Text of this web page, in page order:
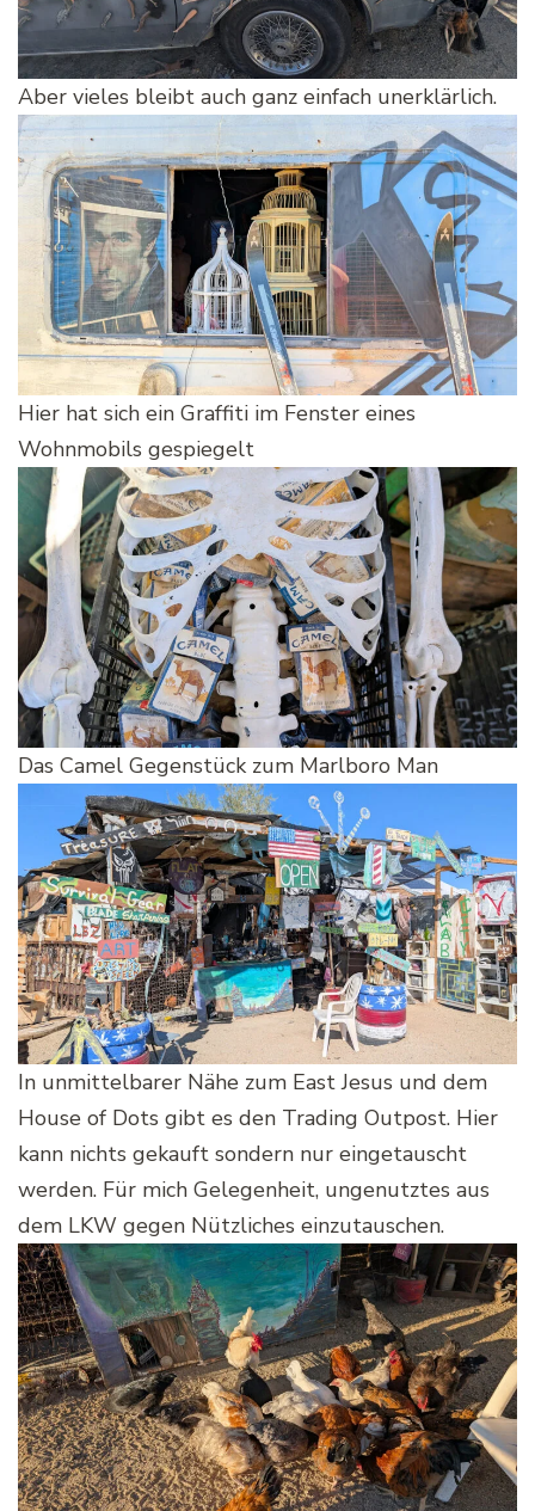
Aber vieles bleibt auch ganz einfach unerklärlich.
Hier hat sich ein Graffiti im Fenster eines
Wohnmobils gespiegelt
Das Camel Gegenstück zum Marlboro Man
In unmittelbarer Nähe zum East Jesus und dem
House of Dots gibt es den Trading Outpost. Hier
kann nichts gekauft sondern nur eingetauscht
werden. Für mich Gelegenheit, ungenutztes aus
dem LKW gegen Nützliches einzutauschen.